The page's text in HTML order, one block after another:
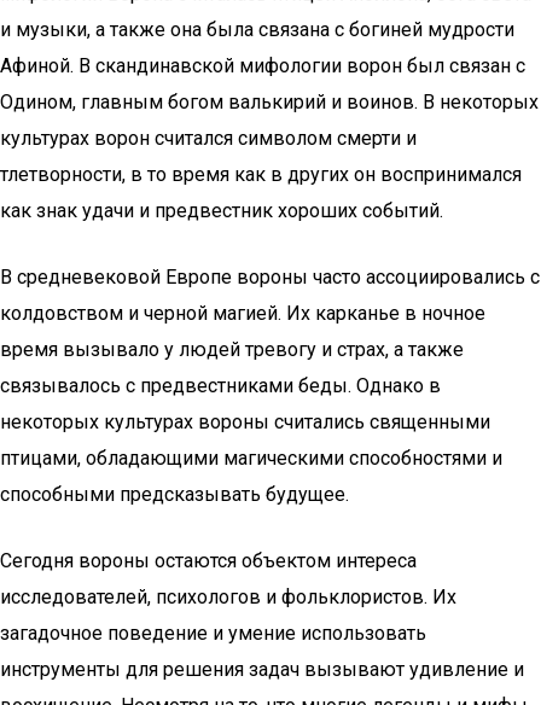
и музыки, а также она была связана с богиней мудрости
Афиной. В скандинавской мифологии ворон был связан с
Одином, главным богом валькирий и воинов. В некоторых
культурах ворон считался символом смерти и
тлетворности, в то время как в других он воспринимался
как знак удачи и предвестник хороших событий.
В средневековой Европе вороны часто ассоциировались с
колдовством и черной магией. Их карканье в ночное
время вызывало у людей тревогу и страх, а также
связывалось с предвестниками беды. Однако в
некоторых культурах вороны считались священными
птицами, обладающими магическими способностями и
способными предсказывать будущее.
Сегодня вороны остаются объектом интереса
исследователей, психологов и фольклористов. Их
загадочное поведение и умение использовать
инструменты для решения задач вызывают удивление и